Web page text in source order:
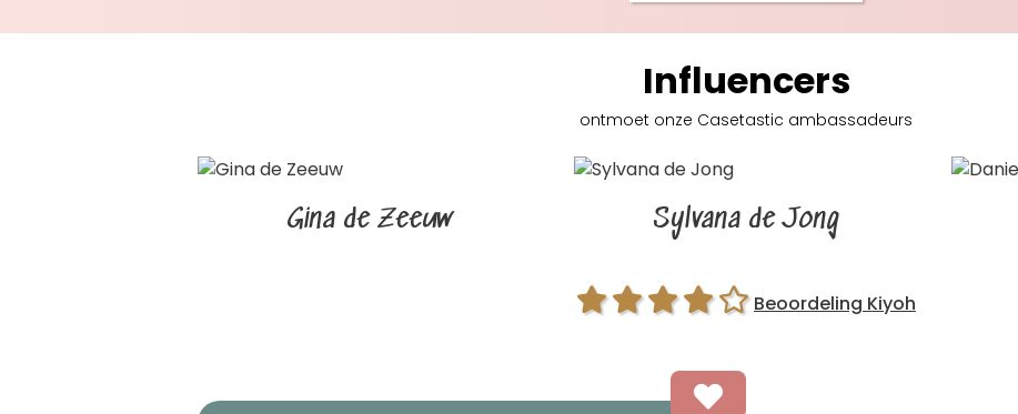
Influencers
ontmoet onze Casetastic ambassadeurs
Gina de Zeeuw Sylvana de Jong
Beoordeling Kiyoh